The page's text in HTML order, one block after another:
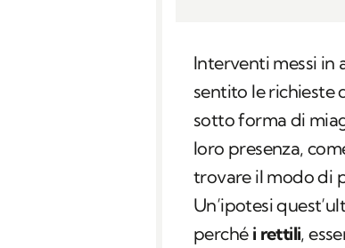
Interventi messi in
sentito le richieste
sotto forma di
loro presenza,
trovare il modo di
Un’ipotesi
perché i rettili,